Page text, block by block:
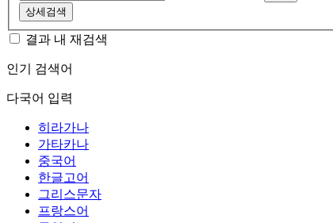
상세검색
결과 내 재검색
인기 검색어
다국어 입력
히라가나
가타카나
중국어
한글고어
그리스문자
프랑스어